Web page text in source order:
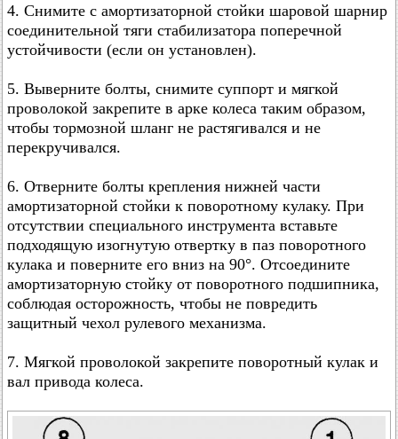
4. Снимите с амортизаторной стойки шаровой шарнир
соединительной тяги стабилизатора поперечной
устойчивости (если он установлен).
5. Выверните болты, снимите суппорт и мягкой
проволокой закрепите в арке колеса таким образом,
чтобы тормозной шланг не растягивался и не
перекручивался.
6. Отверните болты крепления нижней части
амортизаторной стойки к поворотному кулаку. При
отсутствии специального инструмента вставьте
подходящую изогнутую отвертку в паз поворотного
кулака и поверните его вниз на 90°. Отсоедините
амортизаторную стойку от поворотного подшипника,
соблюдая осторожность, чтобы не повредить
защитный чехол рулевого механизма.
7. Мягкой проволокой закрепите поворотный кулак и
вал привода колеса.